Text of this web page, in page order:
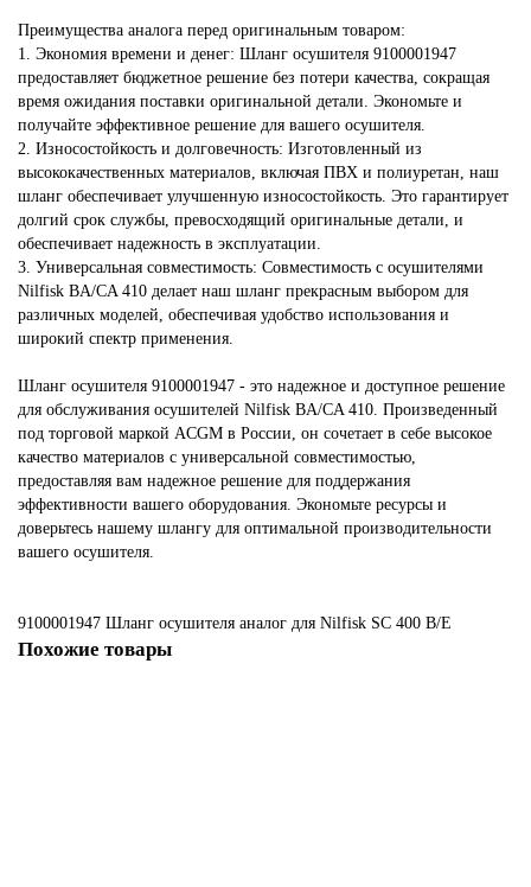
Преимущества аналога перед оригинальным товаром:
1. Экономия времени и денег: Шланг осушителя 9100001947
предоставляет бюджетное решение без потери качества, сокращая
время ожидания поставки оригинальной детали. Экономьте и
получайте эффективное решение для вашего осушителя.
2. Износостойкость и долговечность: Изготовленный из
высококачественных материалов, включая ПВХ и полиуретан, наш
шланг обеспечивает улучшенную износостойкость. Это гарантирует
долгий срок службы, превосходящий оригинальные детали, и
обеспечивает надежность в эксплуатации.
3. Универсальная совместимость: Совместимость с осушителями
Nilfisk BA/CA 410 делает наш шланг прекрасным выбором для
различных моделей, обеспечивая удобство использования и
широкий спектр применения.
Шланг осушителя 9100001947 - это надежное и доступное решение
для обслуживания осушителей Nilfisk BA/CA 410. Произведенный
под торговой маркой ACGM в России, он сочетает в себе высокое
качество материалов с универсальной совместимостью,
предоставляя вам надежное решение для поддержания
эффективности вашего оборудования. Экономьте ресурсы и
доверьтесь нашему шлангу для оптимальной производительности
вашего осушителя.
9100001947 Шланг осушителя аналог для Nilfisk SC 400 B/E
Похожие товары